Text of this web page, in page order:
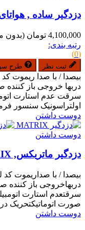
دزدگیر ساده ,
4,100,000 تومان
(بدون
رتبه بندی:
(0)
ثبت نظر طرح
بیصدا / با صدا ریموت
دربها خروجی باز
سرقت عدم استارت
اولتراسونیک سنسور
دوست داشتن
دوست داشتن
دزدگیر ماتریکس, MATRIX
بیصدا / با صداریموت کد
دربهاخروجی باز کننده
سرقتعدم استارت
صورت اتوماتیکتحریک
دوست داشتن